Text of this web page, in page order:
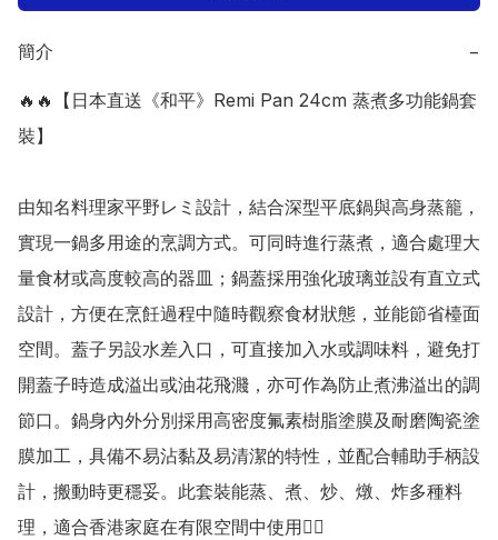
簡介 −
🔥🔥【日本直送《和平》Remi Pan 24cm 蒸煮多功能鍋套
裝】
由知名料理家平野レミ設計，結合深型平底鍋與高身蒸籠，
實現一鍋多用途的烹調方式。可同時進行蒸煮，適合處理大
量食材或高度較高的器皿；鍋蓋採用強化玻璃並設有直立式
設計，方便在烹飪過程中隨時觀察食材狀態，並能節省檯面
空間。蓋子另設水差入口，可直接加入水或調味料，避免打
開蓋子時造成溢出或油花飛濺，亦可作為防止煮沸溢出的調
節口。鍋身內外分別採用高密度氟素樹脂塗膜及耐磨陶瓷塗
膜加工，具備不易沾黏及易清潔的特性，並配合輔助手柄設
計，搬動時更穩妥。此套裝能蒸、煮、炒、燉、炸多種料
理，適合香港家庭在有限空間中使用👍🏻